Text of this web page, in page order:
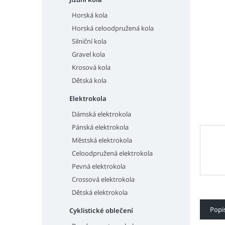
Horská kola
Horská celoodpružená kola
Silniční kola
Gravel kola
Krosová kola
Dětská kola
Elektrokola
Dámská elektrokola
Pánská elektrokola
Městská elektrokola
Celoodpružená elektrokola
Pevná elektrokola
Crossová elektrokola
Dětská elektrokola
Cyklistické oblečení